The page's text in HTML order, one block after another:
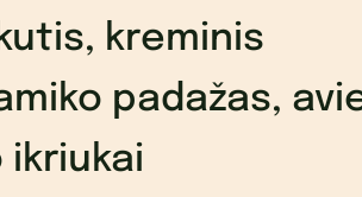
kreminis
padažas,